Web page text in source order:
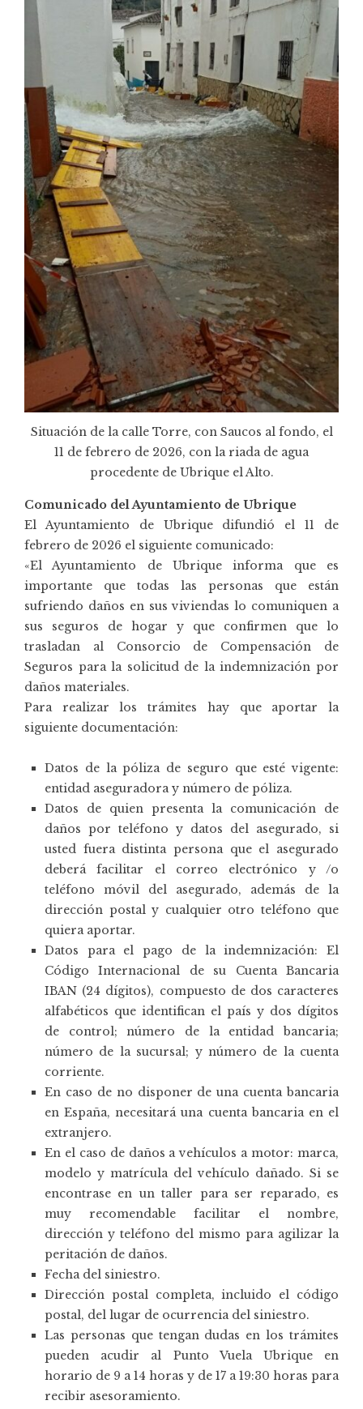
Situación de la calle Torre, con Saucos al fondo, el
11 de febrero de 2026, con la riada de agua
procedente de Ubrique el Alto.
Comunicado del Ayuntamiento de Ubrique
El Ayuntamiento de Ubrique difundió el 11 de
febrero de 2026 el siguiente comunicado:
«El Ayuntamiento de Ubrique informa que es
importante que todas las personas que están
sufriendo daños en sus viviendas lo comuniquen a
sus seguros de hogar y que confirmen que lo
trasladan al Consorcio de Compensación de
Seguros para la solicitud de la indemnización por
daños materiales.
Para realizar los trámites hay que aportar la
siguiente documentación:
Datos de la póliza de seguro que esté vigente:
entidad aseguradora y número de póliza.
Datos de quien presenta la comunicación de
daños por teléfono y datos del asegurado, si
usted fuera distinta persona que el asegurado
deberá facilitar el correo electrónico y /o
teléfono móvil del asegurado, además de la
dirección postal y cualquier otro teléfono que
quiera aportar.
Datos para el pago de la indemnización: El
Código Internacional de su Cuenta Bancaria
IBAN (24 dígitos), compuesto de dos caracteres
alfabéticos que identifican el país y dos dígitos
de control; número de la entidad bancaria;
número de la sucursal; y número de la cuenta
corriente.
En caso de no disponer de una cuenta bancaria
en España, necesitará una cuenta bancaria en el
extranjero.
En el caso de daños a vehículos a motor: marca,
modelo y matrícula del vehículo dañado. Si se
encontrase en un taller para ser reparado, es
muy recomendable facilitar el nombre,
dirección y teléfono del mismo para agilizar la
peritación de daños.
Fecha del siniestro.
Dirección postal completa, incluido el código
postal, del lugar de ocurrencia del siniestro.
Las personas que tengan dudas en los trámites
pueden acudir al Punto Vuela Ubrique en
horario de 9 a 14 horas y de 17 a 19:30 horas para
recibir asesoramiento.